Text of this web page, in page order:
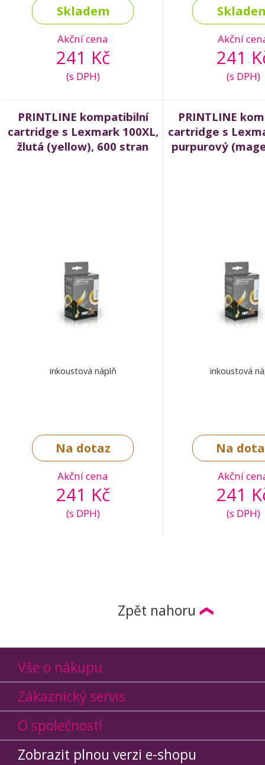
Skladem
Akční cena
241 Kč
(s DPH)
Akční
241
(s DPH)
PRINTLINE kompatibilní
cartridge s Lexmark 100XL,
žlutá (yellow), 600 stran
inkoustová náplň
Na dotaz
Akční cena
241 Kč
(s DPH)
PRINTLINE
cartridge s
purpurový
inkoustová
Na
Akční
241
(s DPH)
Zpět nahoru
Vše o nákupu
Zákaznický servis
O společnosti
Zobrazit plnou verzi e-shopu